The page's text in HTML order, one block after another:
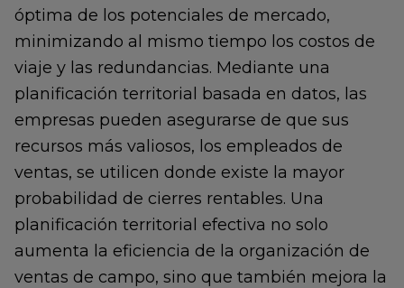
óptima de los potenciales de mercado,
minimizando al mismo tiempo los costos de
viaje y las redundancias. Mediante una
planificación territorial basada en datos, las
empresas pueden asegurarse de que sus
recursos más valiosos, los empleados de
ventas, se utilicen donde existe la mayor
probabilidad de cierres rentables. Una
planificación territorial efectiva no solo
aumenta la eficiencia de la organización de
ventas de campo, sino que también mejora la